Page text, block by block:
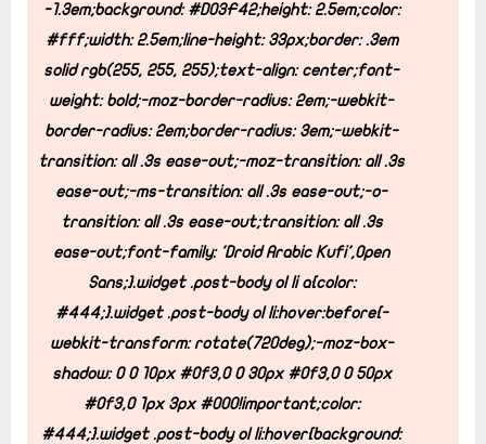
-1.3em;background: #D03F42;height: 2.5em;color:
#fff;width: 2.5em;line-height: 33px;border: .3em
solid rgb(255, 255, 255);text-align: center;font-
weight: bold;-moz-border-radius: 2em;-webkit-
border-radius: 2em;border-radius: 3em;-webkit-
transition: all .3s ease-out;-moz-transition: all .3s
ease-out;-ms-transition: all .3s ease-out;-o-
transition: all .3s ease-out;transition: all .3s
ease-out;font-family: 'Droid Arabic Kufi',Open
Sans;}.widget .post-body ol li a{color:
#444;}.widget .post-body ol li:hover:before{-
webkit-transform: rotate(720deg);-moz-box-
shadow: 0 0 10px #0f3,0 0 30px #0f3,0 0 50px
#0f3,0 1px 3px #000!important;color:
#444;}.widget .post-body ol li:hover{background: